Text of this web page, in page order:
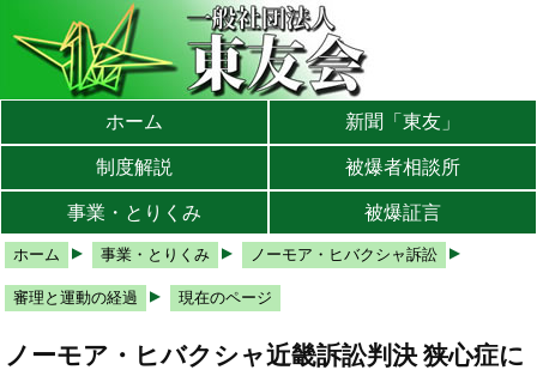
メインメニューへ
サブメニューへ
現在地ナビ（パンくずリスト）へ
ホーム 新聞「東友」
制度解説 被爆者相談所
事業・とりくみ 被爆証言
ホーム 事業・とりくみ ノーモア・ヒバクシャ訴訟
審理と運動の経過 現在のページ
ノーモア・ヒバクシャ近畿訴訟判決 狭心症に